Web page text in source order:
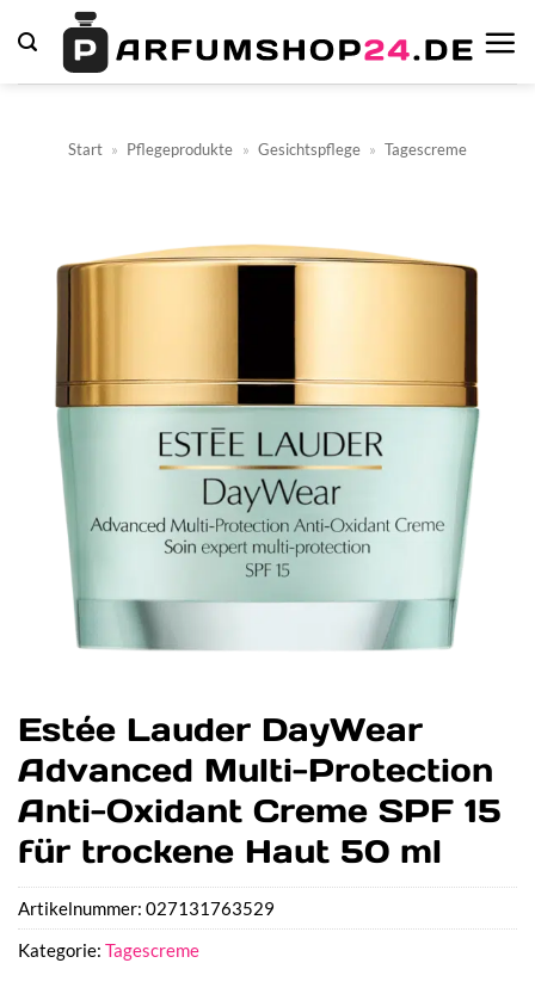
Inhalt
springen
Start » Pflegeprodukte » Gesichtspflege » Tagescreme
Estée Lauder DayWear
Advanced Multi-Protection
Anti-Oxidant Creme SPF 15
für trockene Haut 50 ml
Artikelnummer: 027131763529
Kategorie: Tagescreme